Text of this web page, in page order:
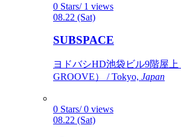
0 Stars/ 1 views
08.22 (Sat)
SUBSPACE
ヨドバシHD池袋ビル9階屋
GROOVE） / Tokyo, Japan
0 Stars/ 0 views
08.22 (Sat)